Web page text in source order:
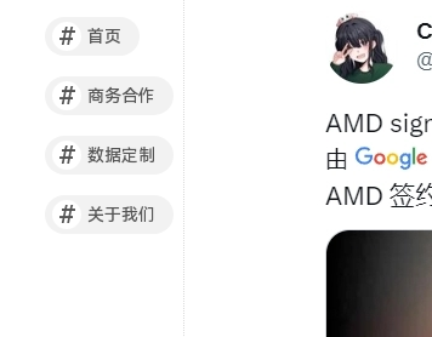
# 首页
# 商务合作
# 数据定制
# 关于我们